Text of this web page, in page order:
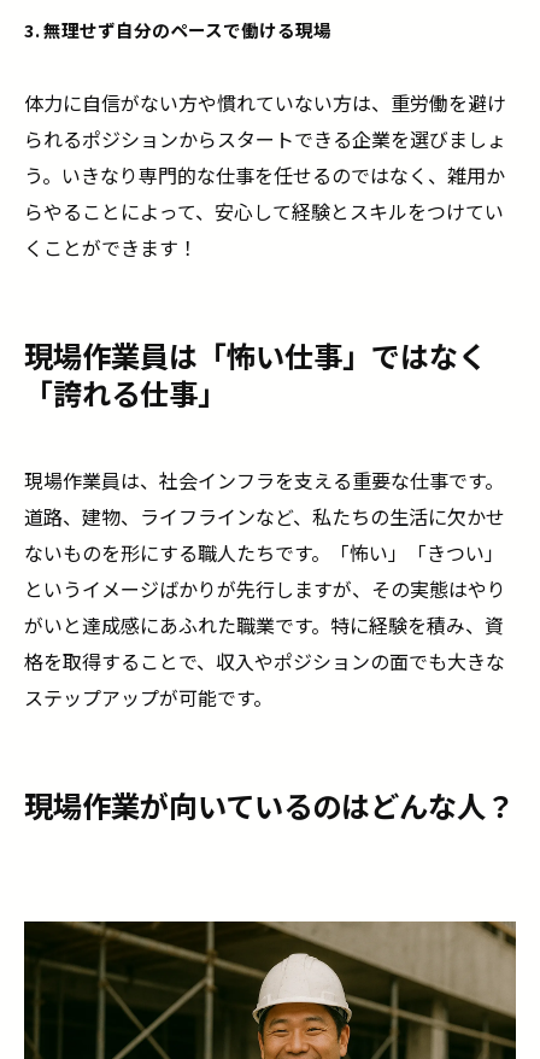
3. 無理せず自分のペースで働ける現場
体力に自信がない方や慣れていない方は、重労働を避け
られるポジションからスタートできる企業を選びましょ
う。いきなり専門的な仕事を任せるのではなく、雑用か
らやることによって、安心して経験とスキルをつけてい
くことができます！
現場作業員は「怖い仕事」ではなく
「誇れる仕事」
現場作業員は、社会インフラを支える重要な仕事です。
道路、建物、ライフラインなど、私たちの生活に欠かせ
ないものを形にする職人たちです。「怖い」「きつい」
というイメージばかりが先行しますが、その実態はやり
がいと達成感にあふれた職業です。特に経験を積み、資
格を取得することで、収入やポジションの面でも大きな
ステップアップが可能です。
現場作業が向いているのはどんな人？